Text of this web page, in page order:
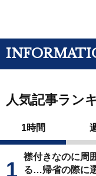
人気記事ラン
1時間
襟付きなのに周
る…帰省の際に